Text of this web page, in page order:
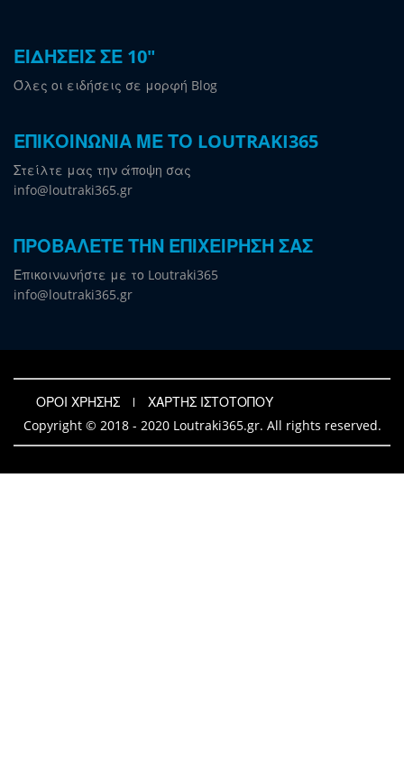
ΕΙΔΗΣΕΙΣ ΣΕ 10"
Όλες οι ειδήσεις σε μορφή Blog
ΕΠΙΚΟΙΝΩΝΙΑ ΜΕ ΤΟ LOUTRAKI365
Στείλτε μας την άποψη σας
info@loutraki365.gr
ΠΡΟΒΑΛΕΤΕ ΤΗΝ ΕΠΙΧΕΙΡΗΣΗ ΣΑΣ
Επικοινωνήστε με το Loutraki365
info@loutraki365.gr
ΟΡΟΙ ΧΡΗΣΗΣ
ΧΑΡΤΗΣ ΙΣΤΟΤΟΠΟΥ
Copyright © 2018 - 2020 Loutraki365.gr. All rights reserved.